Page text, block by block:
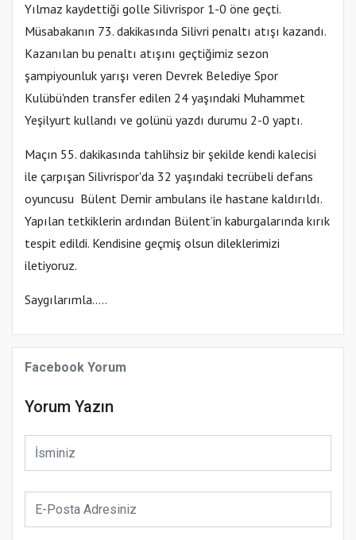
Yılmaz kaydettiği golle Silivrispor 1-0 öne geçti.
Müsabakanın 73. dakikasında Silivri penaltı atışı kazandı.
Kazanılan bu penaltı atışını geçtiğimiz sezon
şampiyounluk yarışı veren Devrek Belediye Spor
Kulübü'nden transfer edilen 24 yaşındaki Muhammet
Yeşilyurt kullandı ve golünü yazdı durumu 2-0 yaptı.
Maçın 55. dakikasında tahlihsiz bir şekilde kendi kalecisi
ile çarpışan Silivrispor'da 32 yaşındaki tecrübeli defans
oyuncusu Bülent Demir ambulans ile hastane kaldırıldı.
Yapılan tetkiklerin ardından Bülent’in kaburgalarında kırık
tespit edildi. Kendisine geçmiş olsun dileklerimizi
iletiyoruz.
Saygılarımla.....
Facebook Yorum
Yorum Yazın